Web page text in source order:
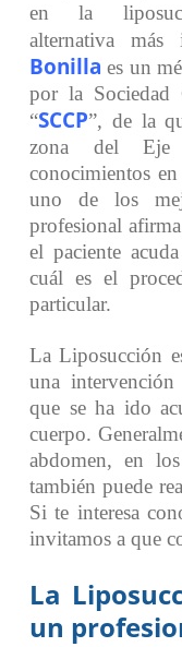
en la
alternativa
Bonilla es un
por la Sociedad
“SCCP”, de la
zona del Eje
conocimientos
uno de los
profesional
el paciente
cuál es el
particular.
La Liposucción
una
que se ha ido
cuerpo.
abdomen, en
también puede
Si te interesa
invitamos a que
La
un